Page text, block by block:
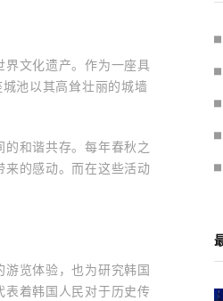
界文化遗产。作为一座具
池以其高耸壮丽的城墙
和谐共存。每年春秋之
的感动。而在这些活动
览体验，也为研究韩国
表着韩国人民对于历史传